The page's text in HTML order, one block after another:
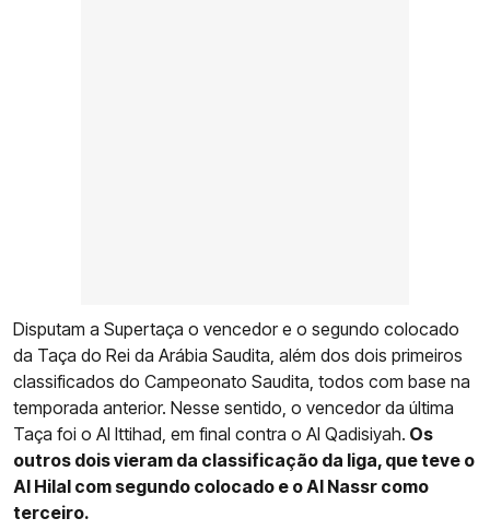
Disputam a Supertaça o vencedor e o segundo colocado
da Taça do Rei da Arábia Saudita, além dos dois primeiros
classificados do Campeonato Saudita, todos com base na
temporada anterior. Nesse sentido, o vencedor da última
Taça foi o Al Ittihad, em final contra o Al Qadisiyah. Os
outros dois vieram da classificação da liga, que teve o
Al Hilal com segundo colocado e o Al Nassr como
terceiro.